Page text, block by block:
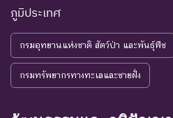
ภูมิประเทศ
กรมอุทยานแห่งชาติ สัตว์ป่า และพันธุ์พืช
กรมทรัพยากรทางทะเลและชายฝั่ง